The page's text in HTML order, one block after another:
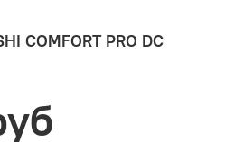
COMFORT PRO DC